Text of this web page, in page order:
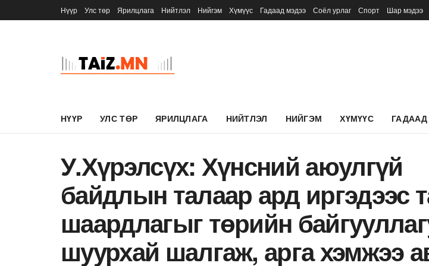
Нүүр Улс төр Ярилцлага Нийтлэл Нийгэм Хүмүүс Гадаад мэдээ Соёл урлаг Спорт Шар мэдээ
НҮҮР УЛС ТӨР ЯРИЛЦЛАГА НИЙТЛЭЛ НИЙГЭМ ХҮМҮҮС
У.Хүрэлсүх: Хүнсний аюулгүй
байдлын талаар ард иргэдээс
шаардлагыг төрийн
шуурхай шалгаж, арга хэмжээ